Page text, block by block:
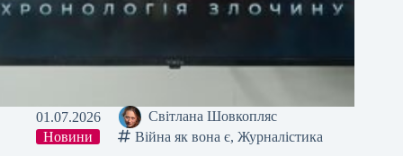
01.07.2026
Світлана Шовкопляс
Новини
Війна як вона є, Журналістика